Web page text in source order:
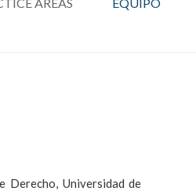
Derecho, Universidad de